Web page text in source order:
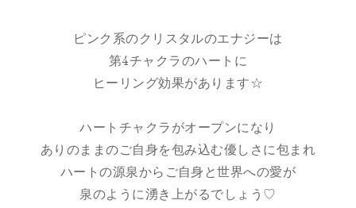
ピンク系のクリスタルのエナジーは
第4チャクラのハートに
ヒーリング効果があります☆
ハートチャクラがオープンになり
ありのままのご自身を包み込む優しさに包まれ
ハートの源泉からご自身と世界への愛が
泉のように湧き上がるでしょう♡